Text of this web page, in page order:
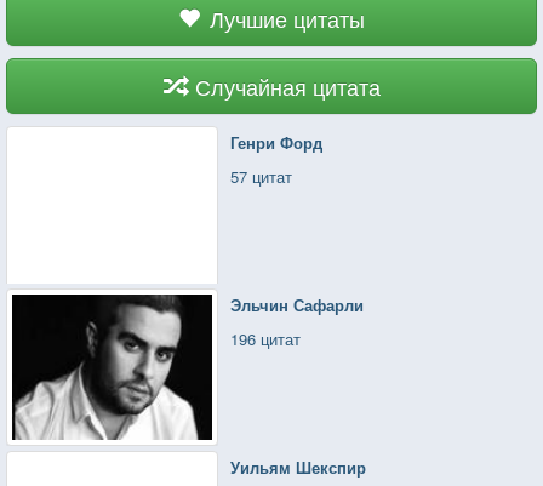
Лучшие цитаты
Случайная цитата
Генри Форд
57 цитат
Эльчин Сафарли
196 цитат
Уильям Шекспир